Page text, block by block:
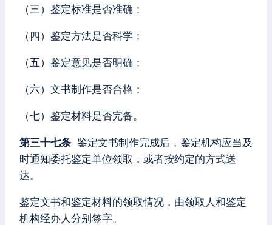
（三）鉴定标准是否准确；
（四）鉴定方法是否科学；
（五）鉴定意见是否明确；
（六）文书制作是否合格；
（七）鉴定材料是否完备。
第三十七条 鉴定文书制作完成后，鉴定机构应当及
时通知委托鉴定单位领取，或者按约定的方式送
达。
鉴定文书和鉴定材料的领取情况，由领取人和鉴定
机构经办人分别签字。